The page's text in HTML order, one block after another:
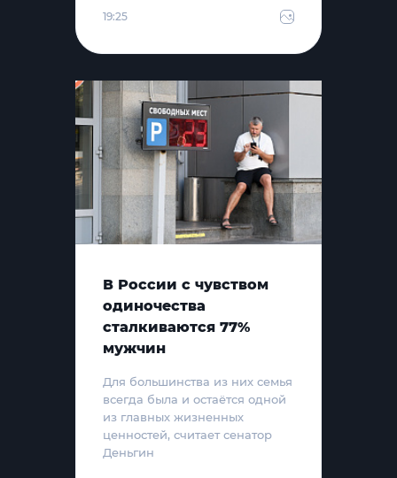
19:25
В России с чувством
одиночества
сталкиваются 77%
мужчин
Для большинства из них семья
всегда была и остаётся одной
из главных жизненных
ценностей, считает сенатор
Деньгин